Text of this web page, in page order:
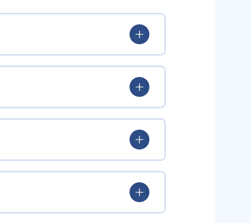
る。また、次の2つのコースが用意され
どもでも通うことができる。別途料金
は、50分、80分、100分と3種類から
では、オリジナル模試ITTO模試が毎月
勉強の習慣と知識を増やすことができ
室を利用することで、学習の意識づけ
例無料オリジナルテストである「ITTO
「テストターボ」が点数アップの最大